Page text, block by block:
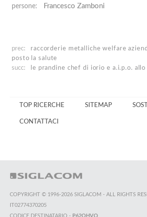
persone: Francesco Zamboni
prec: raccorderie metalliche welfare
posto la salute
succ:
le prandine chef di iorio e a.i.p.o. allo
TOP RICERCHE SITEMAP
CONTATTACI
COPYRIGHT © 1996-2026 SIGLACOM - ALL RIGHTS
IT02774370205
CODICE DESTINATARIO - P62QHVQ